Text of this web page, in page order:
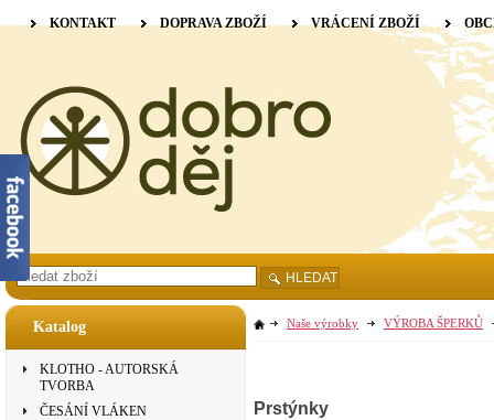
Katalog
KLOTHO - AUTORSKÁ
TVORBA
ČESÁNÍ VLÁKEN
Naše výrobky VÝROBA ŠPERKŮ
Prstýnky
KONTAKT DOPRAVA ZBOŽÍ VRÁCENÍ ZBOŽÍ
HLEDAT